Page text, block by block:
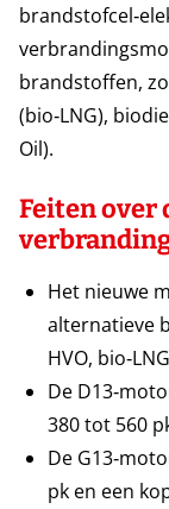
brandstoffen,
(bio‑LNG),
Oil).
Feiten over
Het nieuwe
alternatieve
HVO,
De
380 tot 560
De
pk en een